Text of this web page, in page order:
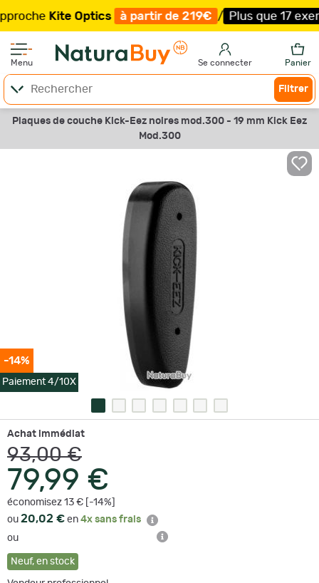
Kite Optics à partir de 219€ / Plus que 17
Menu Se connecter Panier
Filtrer
Plaques de couche Kick-Eez noires mod.300 - 19 mm Kick Eez
Mod.300
-14%
Paiement 4/10X
Achat immédiat
93,00 €
79,99 €
économisez 13 € [-14%]
ou 20,02 € en 4x sans frais
ou
Neuf, en stock